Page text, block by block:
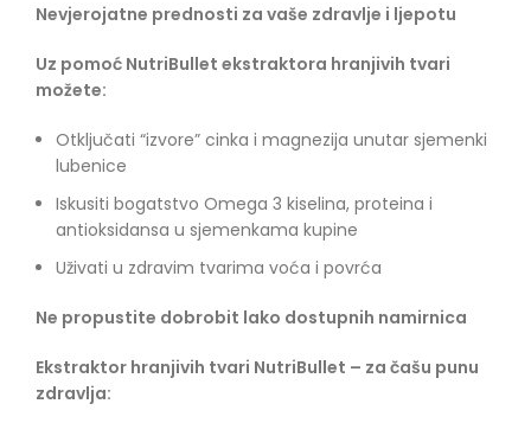
Nevjerojatne prednosti za vaše zdravlje i ljepotu
Uz pomoć NutriBullet ekstraktora hranjivih tvari
možete:
Otključati “izvore” cinka i magnezija unutar sjemenki
lubenice
Iskusiti bogatstvo Omega 3 kiselina, proteina i
antioksidansa u sjemenkama kupine
Uživati u zdravim tvarima voća i povrća
Ne propustite dobrobit lako dostupnih namirnica
Ekstraktor hranjivih tvari NutriBullet – za čašu punu
zdravlja: